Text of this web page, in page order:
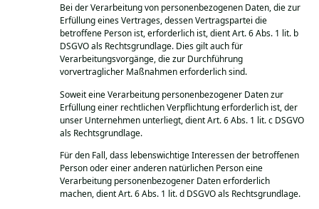
Bei der Verarbeitung von personenbezogenen Daten, die zur
Erfüllung eines Vertrages, dessen Vertragspartei die
betroffene Person ist, erforderlich ist, dient Art. 6 Abs. 1 lit. b
DSGVO als Rechtsgrundlage. Dies gilt auch für
Verarbeitungsvorgänge, die zur Durchführung
vorvertraglicher Maßnahmen erforderlich sind.
Soweit eine Verarbeitung personenbezogener Daten zur
Erfüllung einer rechtlichen Verpflichtung erforderlich ist, der
unser Unternehmen unterliegt, dient Art. 6 Abs. 1 lit. c DSGVO
als Rechtsgrundlage.
Für den Fall, dass lebenswichtige Interessen der betroffenen
Person oder einer anderen natürlichen Person eine
Verarbeitung personenbezogener Daten erforderlich
machen, dient Art. 6 Abs. 1 lit. d DSGVO als Rechtsgrundlage.